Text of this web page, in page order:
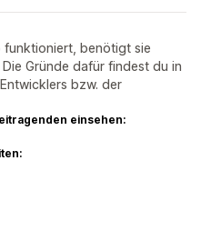
funktioniert, benötigt sie
Gründe dafür findest du in
bzw. der
einsehen: